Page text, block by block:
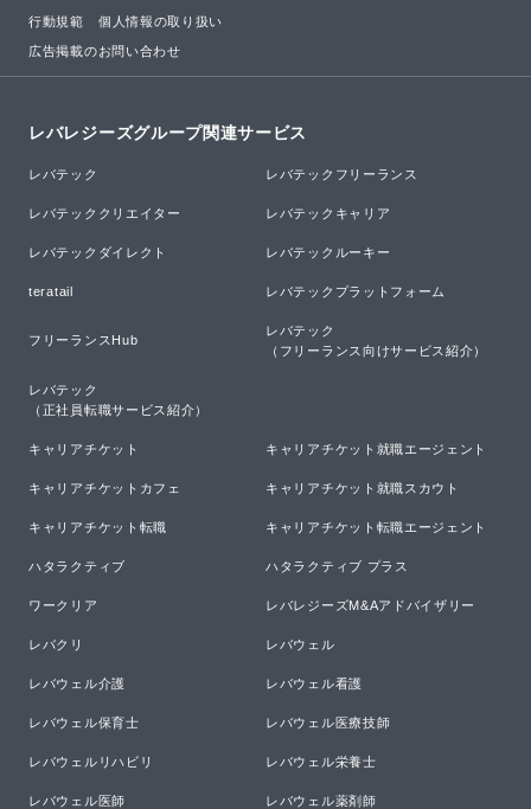
行動規範 個人情報の取り扱い
広告掲載のお問い合わせ
レバレジーズグループ関連サービス
レバテック レバテックフリーランス
レバテッククリエイター レバテックキャリア
レバテックダイレクト レバテックルーキー
teratail レバテックプラットフォーム
フリーランスHub
レバテック
（フリーランス向けサービス紹介）
レバテック
（正社員転職サービス紹介）
キャリアチケット キャリアチケット就職エージェント
キャリアチケットカフェ キャリアチケット就職スカウト
キャリアチケット転職 キャリアチケット転職エージェント
ハタラクティブ ハタラクティブ プラス
ワークリア レバレジーズM&Aアドバイザリー
レバクリ レバウェル
レバウェル介護 レバウェル看護
レバウェル保育士 レバウェル医療技師
レバウェルリハビリ レバウェル栄養士
レバウェル医師 レバウェル薬剤師